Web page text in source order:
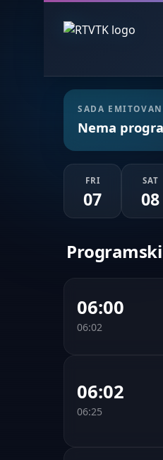
SADA
Nema
FRI
07
SAT
08
06:00
06:02
06:02
06:25